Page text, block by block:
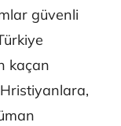
güvenli
kaçan